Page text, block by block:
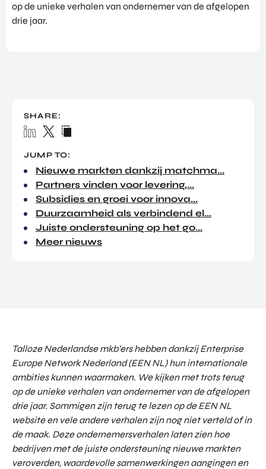
op de unieke verhalen van ondernemer van de afgelopen
drie jaar.
JUMP TO:
Nieuwe markten dankzij matchma...
Partners vinden voor levering,...
Subsidies en groei voor innova...
Duurzaamheid als verbindend el...
Juiste ondersteuning op het go...
Meer nieuws
SHARE:
Talloze Nederlandse mkb’ers hebben dankzij Enterprise
Europe Network Nederland (EEN NL) hun internationale
ambities kunnen waarmaken. We kijken met trots terug
op de unieke verhalen van ondernemer van de afgelopen
drie jaar. Sommigen zijn terug te lezen op de EEN NL
website en vele andere verhalen zijn nog niet verteld of in
de maak. Deze ondernemersverhalen laten zien hoe
bedrijven met de juiste ondersteuning nieuwe markten
veroverden, waardevolle samenwerkingen aangingen en
TOR
DIGITAL HUB NOORDWEST
ROM Utrecht Region
KOM LANGS
Euclideslaan 1
3584 BL Utrecht
STUUR ONS EEN BERICHT
info@romutrechtregion.nl
BEL ONS
+31 (0)85 022 13 44